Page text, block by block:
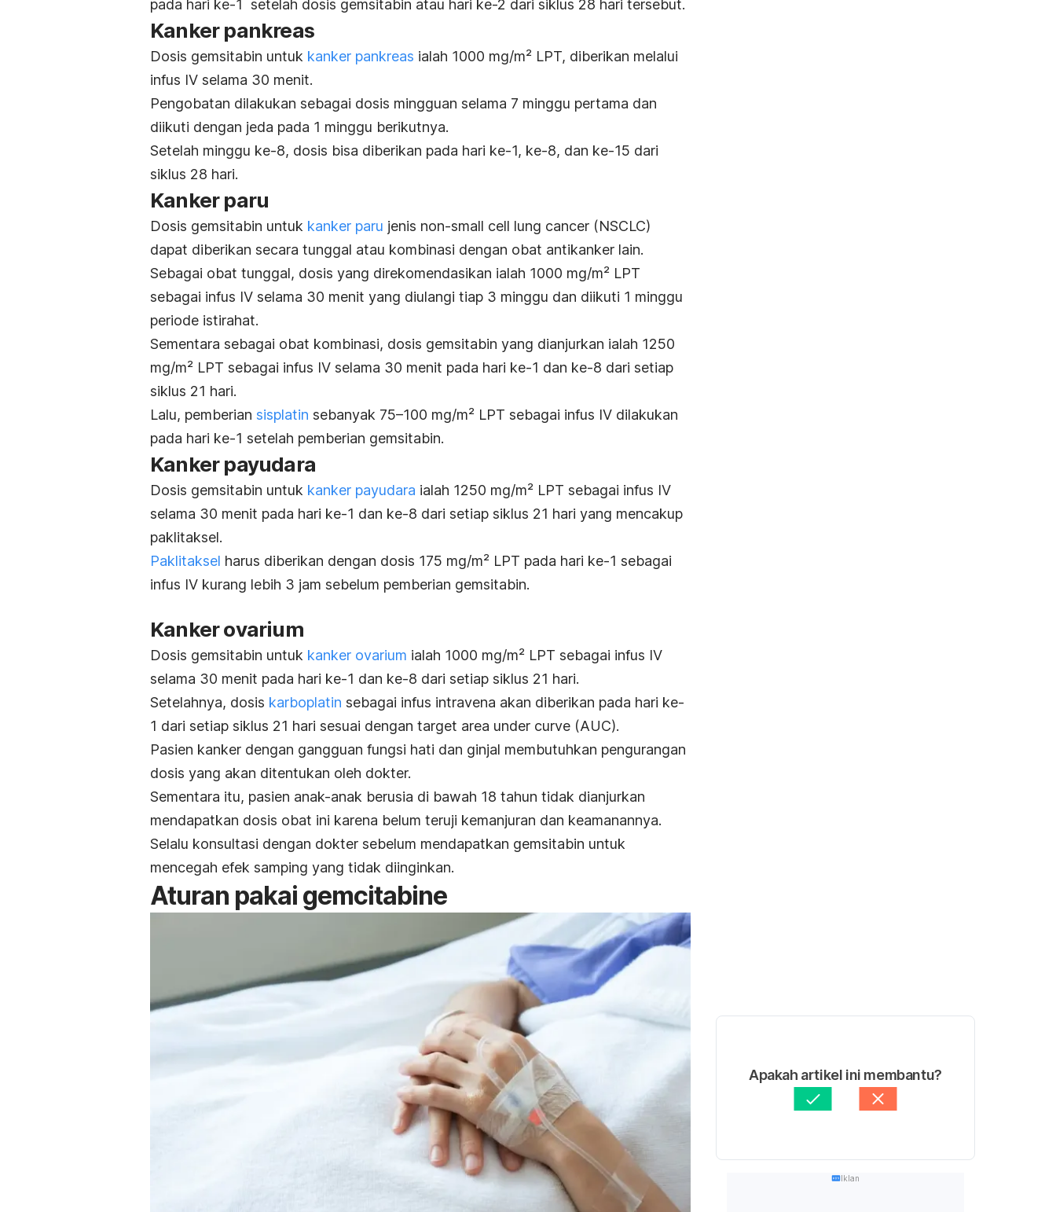
pada hari ke-1 setelah dosis gemsitabin atau hari ke-2 dari siklus 28 hari tersebut.
Kanker pankreas
Dosis gemsitabin untuk kanker pankreas ialah 1000 mg/m² LPT, diberikan melalui
infus IV selama 30 menit.
Pengobatan dilakukan sebagai dosis mingguan selama 7 minggu pertama dan
diikuti dengan jeda pada 1 minggu berikutnya.
Setelah minggu ke-8, dosis bisa diberikan pada hari ke-1, ke-8, dan ke-15 dari
siklus 28 hari.
Kanker paru
Dosis gemsitabin untuk kanker paru jenis non-small cell lung cancer (NSCLC)
dapat diberikan secara tunggal atau kombinasi dengan obat antikanker lain.
Sebagai obat tunggal, dosis yang direkomendasikan ialah 1000 mg/m² LPT
sebagai infus IV selama 30 menit yang diulangi tiap 3 minggu dan diikuti 1 minggu
periode istirahat.
Sementara sebagai obat kombinasi, dosis gemsitabin yang dianjurkan ialah 1250
mg/m² LPT sebagai infus IV selama 30 menit pada hari ke-1 dan ke-8 dari setiap
siklus 21 hari.
Lalu, pemberian sisplatin sebanyak 75–100 mg/m² LPT sebagai infus IV dilakukan
pada hari ke-1 setelah pemberian gemsitabin.
Kanker payudara
Dosis gemsitabin untuk kanker payudara ialah 1250 mg/m² LPT sebagai infus IV
selama 30 menit pada hari ke-1 dan ke-8 dari setiap siklus 21 hari yang mencakup
paklitaksel.
Paklitaksel harus diberikan dengan dosis 175 mg/m² LPT pada hari ke-1 sebagai
infus IV kurang lebih 3 jam sebelum pemberian gemsitabin.
Kanker ovarium
Dosis gemsitabin untuk kanker ovarium ialah 1000 mg/m² LPT sebagai infus IV
selama 30 menit pada hari ke-1 dan ke-8 dari setiap siklus 21 hari.
Setelahnya, dosis karboplatin sebagai infus intravena akan diberikan pada hari ke-
1 dari setiap siklus 21 hari sesuai dengan target area under curve (AUC).
Pasien kanker dengan gangguan fungsi hati dan ginjal membutuhkan pengurangan
dosis yang akan ditentukan oleh dokter.
Sementara itu, pasien anak-anak berusia di bawah 18 tahun tidak dianjurkan
mendapatkan dosis obat ini karena belum teruji kemanjuran dan keamanannya.
Selalu konsultasi dengan dokter sebelum mendapatkan gemsitabin untuk
mencegah efek samping yang tidak diinginkan.
Aturan pakai gemcitabine
Apakah artikel ini membantu?
Iklan